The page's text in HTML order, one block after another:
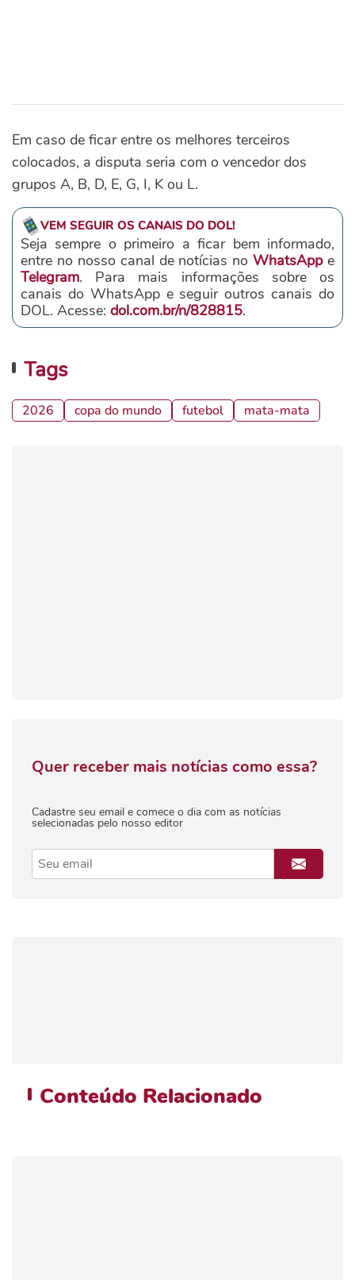
Em caso de ficar entre os melhores terceiros
colocados, a disputa seria com o vencedor dos
grupos A, B, D, E, G, I, K ou L.
VEM SEGUIR OS CANAIS DO DOL!
Seja sempre o primeiro a ficar bem informado,
entre no nosso canal de notícias noWhatsAppe
Telegram. Para mais informações sobre os
canais do WhatsApp e seguir outros canais do
DOL. Acesse: dol.com.br/n/828815.
Tags
2026 copa do mundo futebol mata-mata
Quer receber mais notícias como essa?
Cadastre seu email e comece o dia com as notícias
selecionadas pelo nosso editor
Conteúdo Relacionado